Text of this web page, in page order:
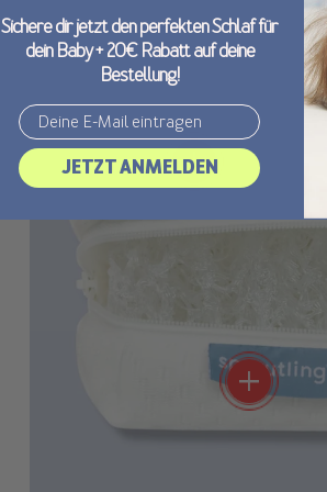
add
Atmungsaktiver Bezug
Aus 2 Lagen 3D-Mesh
zusammengesteppt
add
100% sicher für
Auch in Bauchlage können
die Matratze atmen
Sichere dir jetzt den perfekten Schlaf für
dein Baby + 20€ Rabatt auf deine
Bestellung!
Email
JETZT ANMELDEN